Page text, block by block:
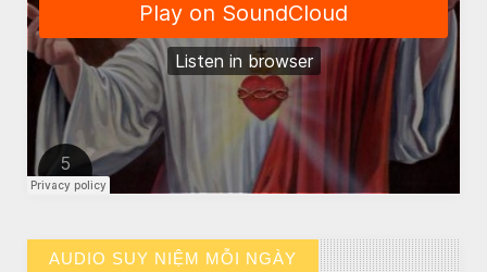
AUDIO SUY NIỆM MỖI NGÀY
BÀI NỔI BẬT
HẠT GIỐNG TÂM HỒN